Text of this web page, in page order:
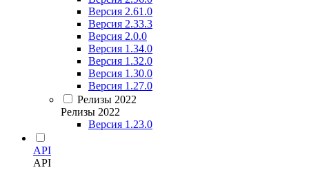
Версия 2.61.0
Версия 2.33.3
Версия 2.0.0
Версия 1.34.0
Версия 1.32.0
Версия 1.30.0
Версия 1.27.0
Релизы 2022
Релизы 2022
Версия 1.23.0
API
API